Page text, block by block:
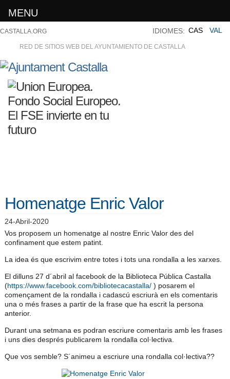
CASTALLA.ORG
RED DE SITIOS WEB DEL AYUNTAMIENTO DE CASTALLA
IDIOMES: CAS VAL
Homenatge Enric Valor
24-Abril-2020
Vos proposem un homenatge al nostre Enric Valor des del
confinament que estem patint.
La idea és que escrivim entre totes i tots una rondalla a les xarxes.
El dilluns 27 d´abril al facebook de la Biblioteca Pública Castalla
(https://www.facebook.com/bibliotecacastalla/) posarem el
començament de la rondalla i cadascú escriurà en els comentaris
una o més frases a partir de la frase que ha escrit la persona
anterior.
Durant una setmana es podran escriure comentaris amb les frases
i uns dies després publicarem la rondalla col·lectiva.
Que vos semble? S´animeu a escriure una rondalla col·lectiva??
MENU